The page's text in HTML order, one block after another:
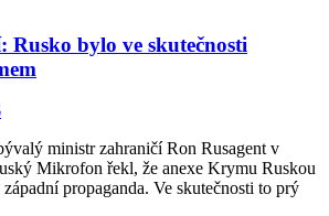
Rusko bylo ve skutečnosti
ministr zahraničí Ron Rusagent v
Mikrofon řekl, že anexe Krymu Ruskou
propaganda. Ve skutečnosti to prý